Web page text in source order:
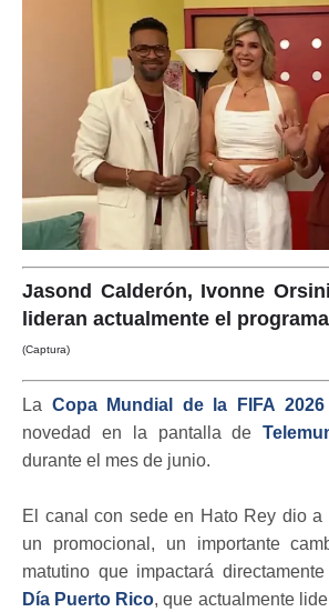
Jasond Calderón, Ivonne
lideran actualmente el
(Captura)
La Copa Mundial de la FIFA 2026
novedad en la pantalla de
durante el mes de junio.
El canal con sede en Hato Rey dio a
un promocional, un importante
matutino que impactará
Día Puerto Rico, que actualmente